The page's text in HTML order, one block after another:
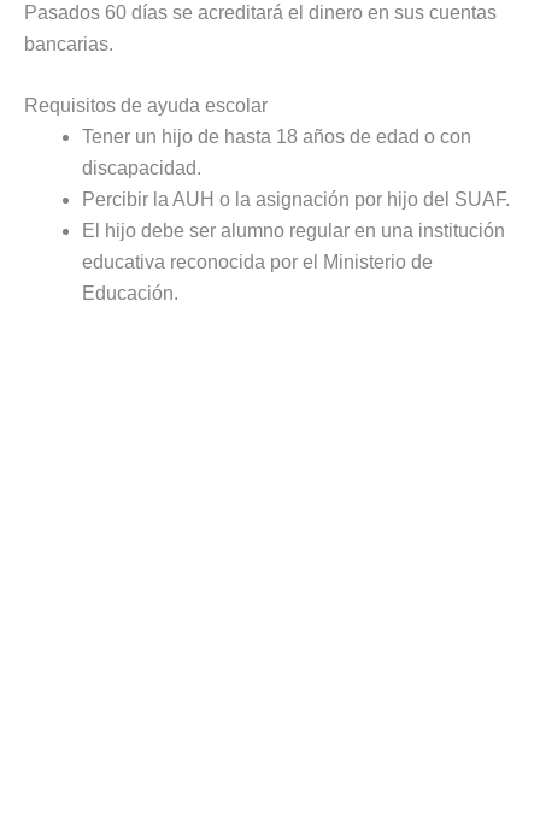
Pasados 60 días se acreditará el dinero en sus cuentas
bancarias.
Requisitos de ayuda escolar
Tener un hijo de hasta 18 años de edad o con
discapacidad.
Percibir la AUH o la asignación por hijo del SUAF.
El hijo debe ser alumno regular en una institución
educativa reconocida por el Ministerio de
Educación.